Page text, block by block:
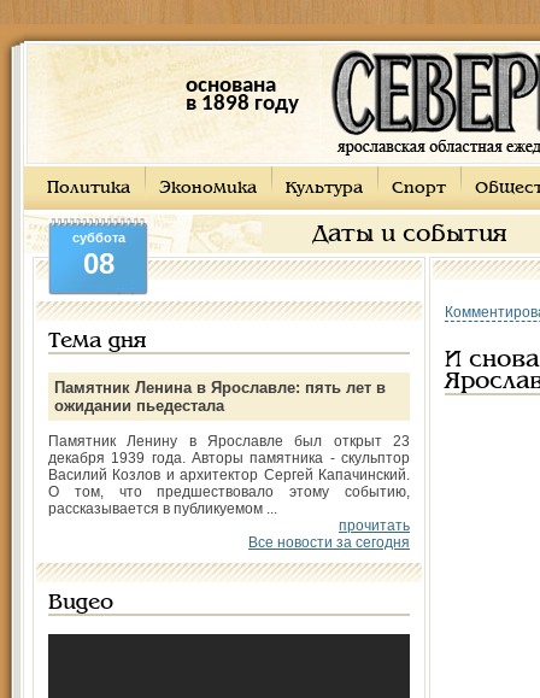
основана
в 1898 году
Политика Экономика Культура Спорт
Даты и события
суббота
08
Тема дня
Памятник Ленина в Ярославле: пять лет в
ожидании пьедестала
Памятник Ленину в Ярославле был открыт 23
декабря 1939 года. Авторы памятника - скульптор
Василий Козлов и архитектор Сергей Капачинский.
О том, что предшествовало этому событию,
рассказывается в публикуемом ...
прочитать
Все новости за сегодня
Видео
И